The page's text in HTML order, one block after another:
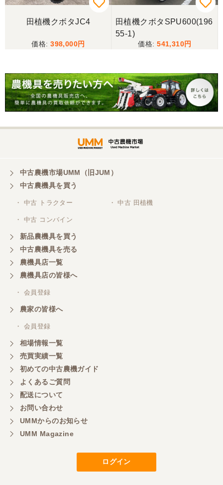
エンジンが一発でかかり嬉しかったです。
対応が良く、機械も良いようです。
東京都／購入者
東京都／がーさん
その日に評価しましたが届いてませんか？ 届いてな
ければ再度送信しますが。 大橋粉砕機です。
東京都／がーさん
なんだかんだ積み込みまでして頂き助かりました！
東京都／おちゃ
いいたします。
東京都／もっくん
担当者さんの対応が素晴らしい！ とても気分の良
しています。
迅速な取引有難うございました
田植機クボタJC4
398,000
田植機クボタSPU600(196
55-1)
541,310
中古農機市場UMM（旧JUM）
中古農機具を買う
・ 中古 トラクター ・ 中古 田植機
・ 中古 コンバイン
新品農機具を買う
中古農機具を売る
農機具店一覧
農機具店の皆様へ
・ 会員登録
農家の皆様へ
・ 会員登録
相場情報一覧
売買実績一覧
初めての中古農機ガイド
よくあるご質問
配送について
お問い合わせ
UMMからのお知らせ
UMM Magazine
ログイン